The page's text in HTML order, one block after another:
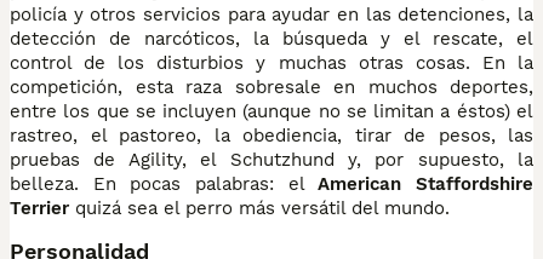
policía y otros servicios para ayudar en las detenciones, la
detección de narcóticos, la búsqueda y el rescate, el
control de los disturbios y muchas otras cosas. En la
competición, esta raza sobresale en muchos deportes,
entre los que se incluyen (aunque no se limitan a éstos) el
rastreo, el pastoreo, la obediencia, tirar de pesos, las
pruebas de Agility, el Schutzhund y, por supuesto, la
belleza. En pocas palabras: elAmerican Staffordshire
Terrier quizá sea el perro más versátil del mundo.
Personalidad